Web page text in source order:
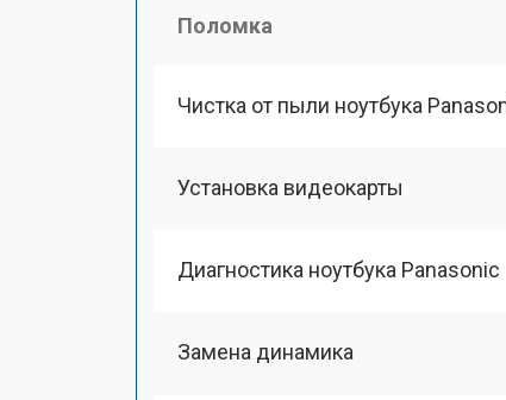
Поломка
Чистка от пыли ноутбука
Установка видеокарты
Диагностика ноутбука Panasonic
Замена динамика